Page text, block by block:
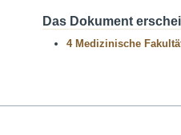
Das Dokument
4 Medizinische